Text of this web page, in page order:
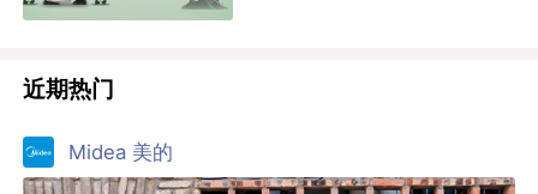
近期热门
Midea 美的